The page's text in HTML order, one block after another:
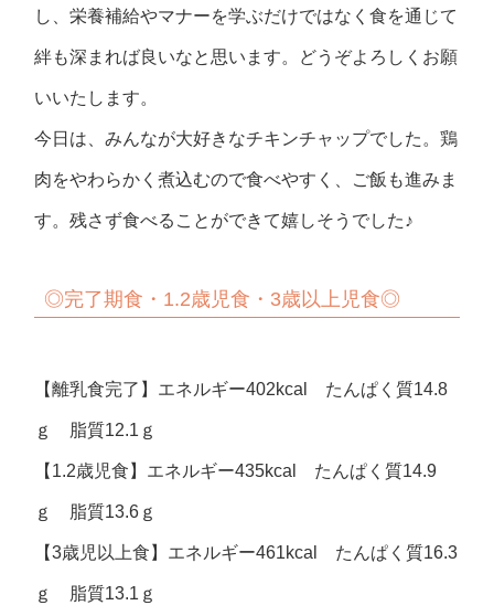
し、栄養補給やマナーを学ぶだけではなく食を通じて
絆も深まれば良いなと思います。どうぞよろしくお願
いいたします。
今日は、みんなが大好きなチキンチャップでした。鶏
肉をやわらかく煮込むので食べやすく、ご飯も進みま
す。残さず食べることができて嬉しそうでした♪
◎完了期食・1.2歳児食・3歳以上児食◎
【離乳食完了】エネルギー402kcal たんぱく質14.8
ｇ 脂質12.1ｇ
【1.2歳児食】エネルギー435kcal たんぱく質14.9
ｇ 脂質13.6ｇ
【3歳児以上食】エネルギー461kcal たんぱく質16.3
ｇ 脂質13.1ｇ